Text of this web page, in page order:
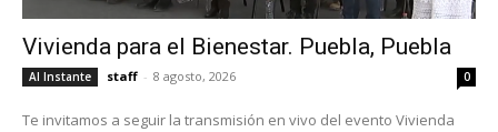
Vivienda para el Bienestar. Puebla, Puebla
Al Instante staff - 8 agosto, 2026 0
Te invitamos a seguir la transmisión en vivo del evento Vivienda